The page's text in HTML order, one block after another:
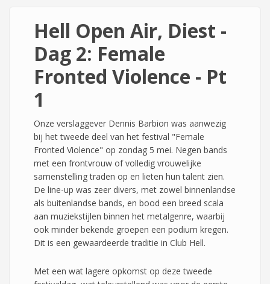
Hell Open Air, Diest -
Dag 2: Female
Fronted Violence - Pt
1
Onze verslaggever Dennis Barbion was aanwezig
bij het tweede deel van het festival "Female
Fronted Violence" op zondag 5 mei. Negen bands
met een frontvrouw of volledig vrouwelijke
samenstelling traden op en lieten hun talent zien.
De line-up was zeer divers, met zowel binnenlandse
als buitenlandse bands, en bood een breed scala
aan muziekstijlen binnen het metalgenre, waarbij
ook minder bekende groepen een podium kregen.
Dit is een gewaardeerde traditie in Club Hell.
Met een wat lagere opkomst op deze tweede